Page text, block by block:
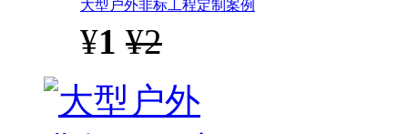
大型户外非标工程定制案例
¥1 ¥2